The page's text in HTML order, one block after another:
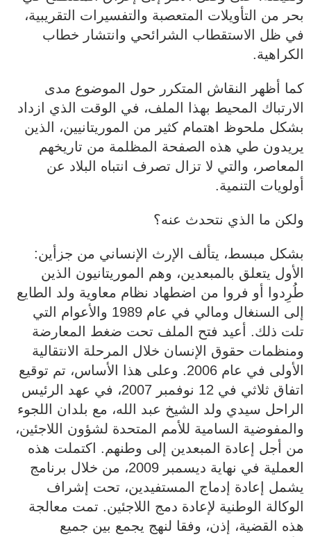
بحر من التأويلات المتعصبة والتفسيرات التقريبية،
في ظل الاستقطاب الشرائحي وانتشار خطاب
الكراهية.
كما أظهر النقاش المتكرر حول الموضوع مدى
الارتباك المحيط بهذا الملف، في الوقت الذي ازداد
بشكل ملحوظ اهتمام كثير من الموريتانيين، الذين
يريدون طي هذه الصفحة المظلمة من تاريخهم
المعاصر، والتي لا تزال تصرف انتباه البلاد عن
أولويات التنمية.
‏‎بشكل مبسط، يتألف الإرث الإنساني من جزأين:
الأول يتعلق بالمبعدين، وهم الموريتانيون الذين
طُرِدوا أو فروا من اضطهاد نظام معاوية ولد الطايع
إلى السنغال ومالي في عام 1989 والأعوام التي
تلت ذلك. أعيد فتح الملف تحت ضغط المعارضة
ومنظمات حقوق الإنسان خلال المرحلة الانتقالية
الأولى في عام 2006. وعلى هذا الأساس، تم توقيع
اتفاق ثلاثي في 12 نوفمبر 2007، في عهد الرئيس
الراحل سيدي ولد الشيخ عبد الله، مع بلدان اللجوء
والمفوضية السامية للأمم المتحدة لشؤون اللاجئين،
من أجل إعادة المبعدين إلى وطنهم. اكتملت هذه
العملية في نهاية ديسمبر 2009، من خلال برنامج
يشمل إعادة إدماج المستفيدين، تحت إشراف
الوكالة الوطنية لإعادة دمج اللاجئين. تمت معالجة
هذه القضية، إذن، وفقا لنهج يجمع بين جميع